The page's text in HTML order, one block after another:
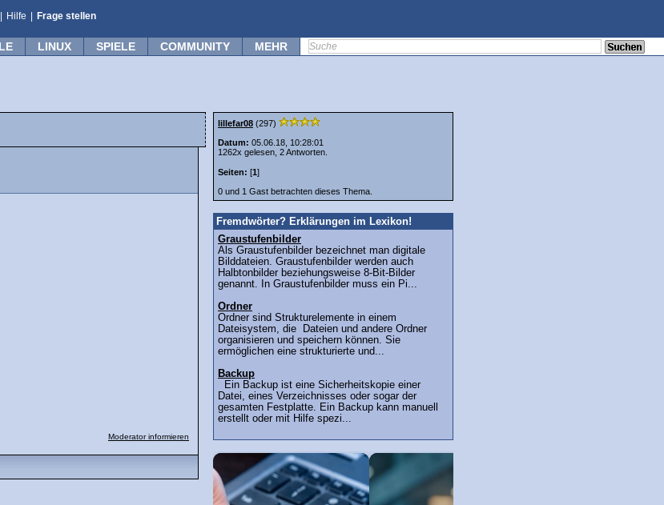
Hilfe Frage stellen
LINUX SPIELE COMMUNITY MEHR
Moderator informieren
lillefar08 (297)
Datum: 05.06.18, 10:28:01
1262x gelesen, 2 Antworten.
Seiten: [1]
0 und 1 Gast betrachten dieses Thema.
Fremdwörter? Erklärungen im Lexikon!
Graustufenbilder
Als Graustufenbilder bezeichnet man digitale
Bilddateien. Graustufenbilder werden auch
Halbtonbilder beziehungsweise 8-Bit-Bilder
genannt. In Graustufenbilder muss ein Pi...
Ordner
Ordner sind Strukturelemente in einem
Dateisystem, die Dateien und andere Ordner
organisieren und speichern können. Sie
ermöglichen eine strukturierte und...
Backup
Ein Backup ist eine Sicherheitskopie einer
Datei, eines Verzeichnisses oder sogar der
gesamten Festplatte. Ein Backup kann manuell
erstellt oder mit Hilfe spezi...